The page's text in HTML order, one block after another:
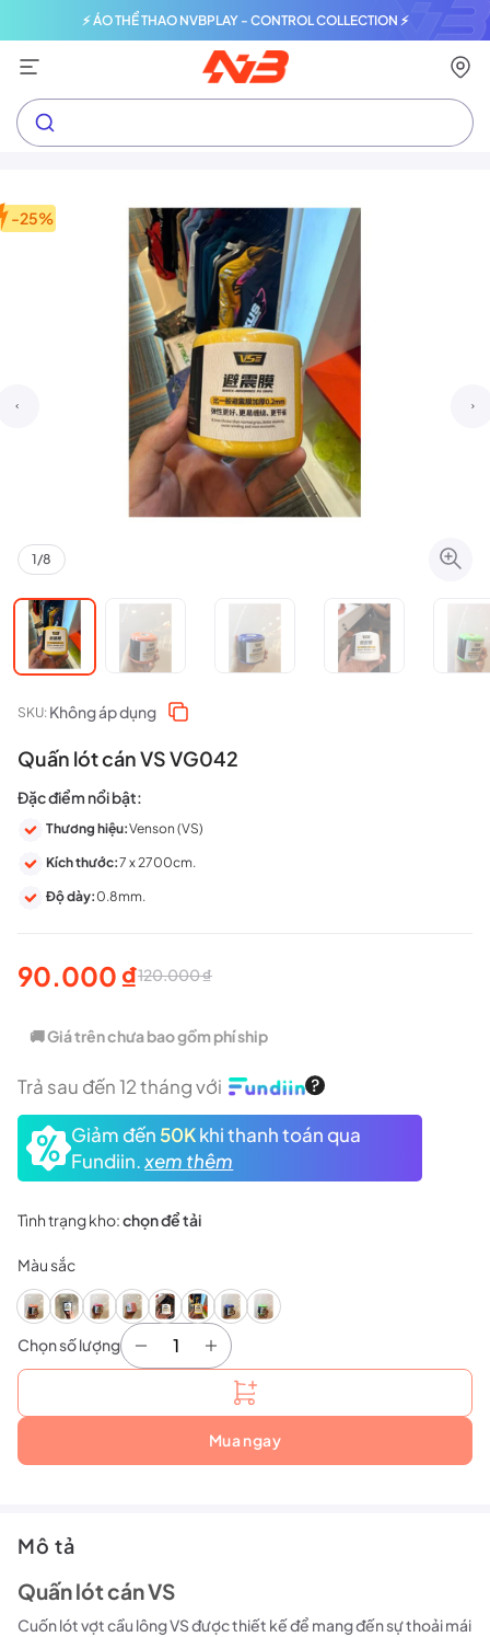
⚡ ÁO THỂ THAO NVBPLAY - CONTROL COLLECTION ⚡
-25%
1/8
SKU: Không áp dụng
Quấn lót cán VS VG042
Đặc điểm nổi bật:
Thương hiệu:Venson (VS)
Kích thước:7 x 2700cm.
Độ dày:0.8mm.
120.000₫
Giá
gốc
là:
120.000 ₫.
90.000 ₫
Giá
hiện
tại
là:
90.000 ₫.
🚚 Giá trên chưa bao gồm phí ship
Trả sau đến 12 tháng với
Giảm đến 50Kkhi thanh toán qua
Fundiin.xem thêm
Tình trạng kho:chọn để tải
Màu sắc
Chọn số lượng
Quấn lót cán VS VG042 số lượng
Mua ngay
Mô tả
Quấn lót cán VS
Cuốn lót vợt cầu lông VS được thiết kế để mang đến sự thoải mái